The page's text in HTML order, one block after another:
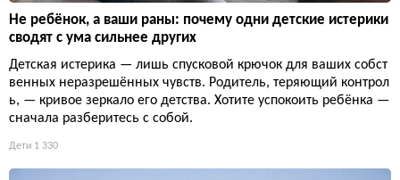
Не ребёнок, а ваши раны: почему одни детские истерики
сводят с ума сильнее других
Детская истерика — лишь спусковой крючок для ваших собст
венных неразрешённых чувств. Родитель, теряющий контрол
ь, — кривое зеркало его детства. Хотите успокоить ребёнка —
сначала разберитесь с собой.
Дети 1 330